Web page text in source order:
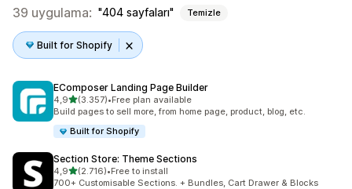
39 uygulama: 404 sayfaları Temizle
Built for Shopify
EComposer Landing Page Builder
4,95 yıldız üzerinden
(3.357)
toplam 3357 değerlendirme
•Free plan available
Build pages to sell more, from home page, product, blog, etc.
Built for Shopify
Section Store: Theme Sections
4,95 yıldız üzerinden
(2.716)
toplam 2716 değerlendirme
•Free to install
700+ Customisable Sections. + Bundles, Cart Drawer & Blocks